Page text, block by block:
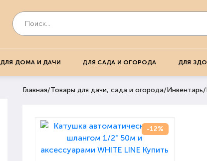
ДЛЯ ДОМА И ДАЧИ ДЛЯ САДА И ОГОРОДА ДЛЯ
Главная/Товары для дачи, сада и огорода/Инвентарь/
-12%